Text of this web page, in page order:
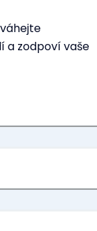
a zodpoví vaše